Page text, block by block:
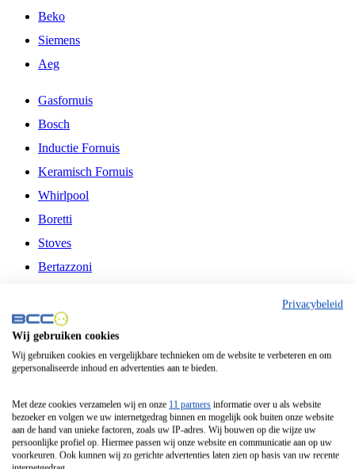
Beko
Siemens
Aeg
Gasfornuis
Bosch
Inductie Fornuis
Keramisch Fornuis
Whirlpool
Boretti
Stoves
Bertazzoni
Fitelli
Airfryer
Frituurpan
Contactgrill
Broodbakmachine
Broodrooster
Privacybeleid
Wij gebruiken cookies
Wij gebruiken cookies en vergelijkbare technieken om de website te verbeteren en om
gepersonaliseerde inhoud en advertenties aan te bieden.
Met deze cookies verzamelen wij en onze 11 partners informatie over u als website
bezoeker en volgen we uw internetgedrag binnen en mogelijk ook buiten onze website
aan de hand van unieke factoren, zoals uw IP-adres. Wij bouwen op die wijze uw
persoonlijke profiel op. Hiermee passen wij onze website en communicatie aan op uw
voorkeuren. Ook kunnen wij zo gerichte advertenties laten zien op basis van uw recente